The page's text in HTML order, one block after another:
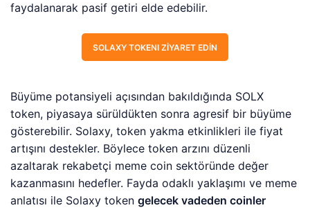
faydalanarak pasif getiri elde edebilir.
SOLAXY TOKENI ZIYARET EDIN
Büyüme potansiyeli açısından bakıldığında SOLX
token, piyasaya sürüldükten sonra agresif bir büyüme
gösterebilir. Solaxy, token yakma etkinlikleri ile fiyat
artışını destekler. Böylece token arzını düzenli
azaltarak rekabetçi meme coin sektöründe değer
kazanmasını hedefler. Fayda odaklı yaklaşımı ve meme
anlatısı ile Solaxy tokengelecek vadeden coinler